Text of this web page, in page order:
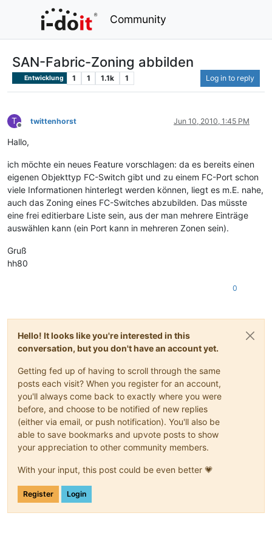
Community
SAN-Fabric-Zoning abbilden
Entwicklung 1 1 1.1k 1 Log in to reply
T
Offline
twittenhorst Jun 10, 2010, 1:45 PM
Hallo,
ich möchte ein neues Feature vorschlagen: da es bereits einen
eigenen Objekttyp FC-Switch gibt und zu einem FC-Port schon
viele Informationen hinterlegt werden können, liegt es m.E. nahe,
auch das Zoning eines FC-Switches abzubilden. Das müsste
eine frei editierbare Liste sein, aus der man mehrere Einträge
auswählen kann (ein Port kann in mehreren Zonen sein).
Gruß
hh80
0
Hello! It looks like you're interested in this
conversation, but you don't have an account yet.
Getting fed up of having to scroll through the same
posts each visit? When you register for an account,
you'll always come back to exactly where you were
before, and choose to be notified of new replies
(either via email, or push notification). You'll also be
able to save bookmarks and upvote posts to show
your appreciation to other community members.
With your input, this post could be even better 💗
Register Login